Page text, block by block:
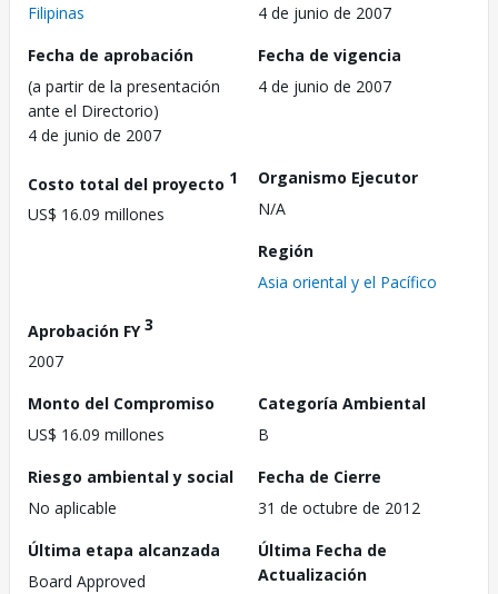
Filipinas
4 de junio de 2007
Fecha de aprobación
(a partir de la presentación
ante el Directorio)
4 de junio de 2007
Fecha de vigencia
4 de junio de 2007
Costo total del proyecto 1
US$ 16.09 millones
Organismo Ejecutor
N/A
Región
Asia oriental y el Pacífico
Aprobación FY3
2007
Monto del Compromiso
US$ 16.09 millones
Categoría Ambiental
B
Riesgo ambiental y social
No aplicable
Fecha de Cierre
31 de octubre de 2012
Última etapa alcanzada
Board Approved
Última Fecha de
Actualización